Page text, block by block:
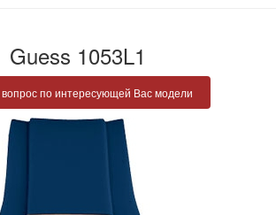
Guess 1053L1
вопрос по интересующей Вас модели